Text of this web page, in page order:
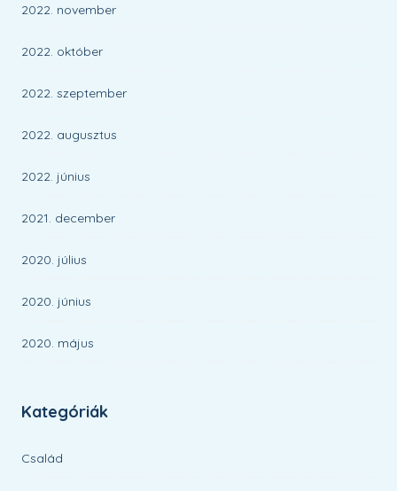
2022. november
2022. október
2022. szeptember
2022. augusztus
2022. június
2021. december
2020. július
2020. június
2020. május
Kategóriák
Család